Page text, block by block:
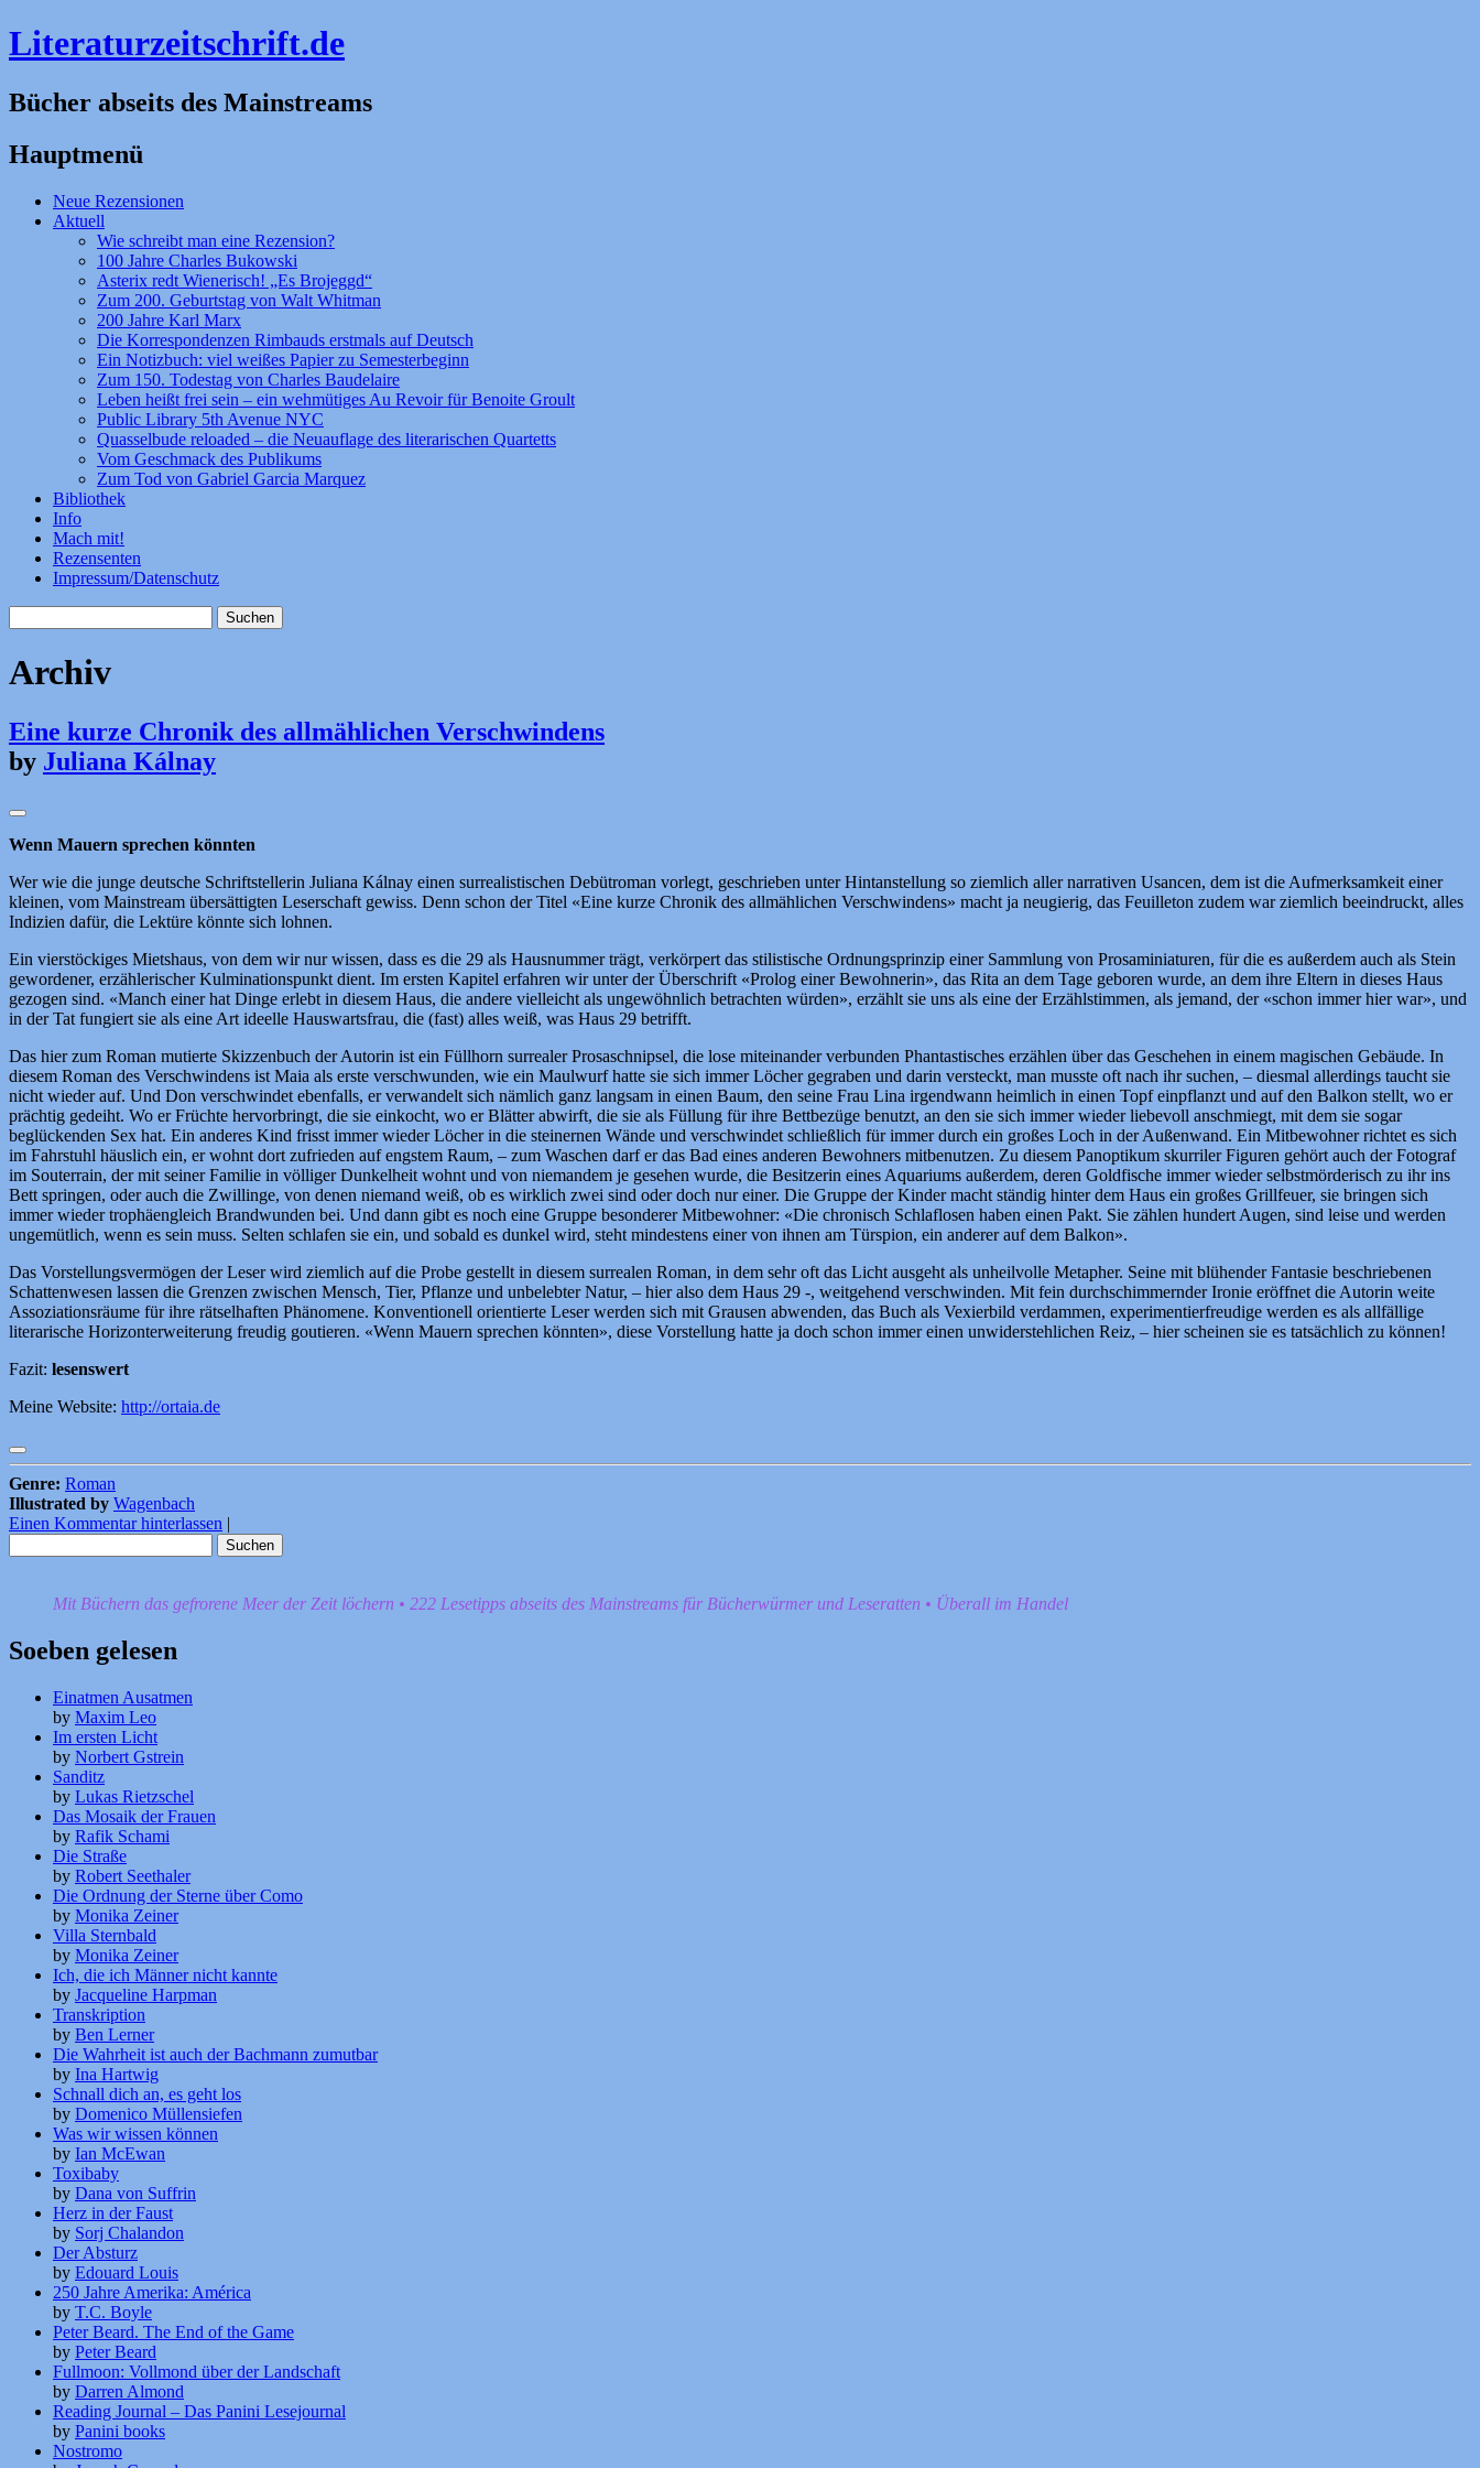
Literaturzeitschrift.de
Bücher abseits des Mainstreams
Hauptmenü
Zum
Inhalt
Neue Rezensionen
Aktuell
Wie schreibt man eine Rezension?
100 Jahre Charles Bukowski
Asterix redt Wienerisch! „Es Brojeggd“
Zum 200. Geburtstag von Walt Whitman
200 Jahre Karl Marx
Die Korrespondenzen Rimbauds erstmals auf Deutsch
Ein Notizbuch: viel weißes Papier zu Semesterbeginn
Zum 150. Todestag von Charles Baudelaire
Leben heißt frei sein – ein wehmütiges Au Revoir für Benoite Groult
Public Library 5th Avenue NYC
Quasselbude reloaded – die Neuauflage des literarischen Quartetts
Vom Geschmack des Publikums
Zum Tod von Gabriel Garcia Marquez
Bibliothek
Info
Mach mit!
Rezensenten
Impressum/Datenschutz
nach:
Archiv
Eine kurze Chronik des allmählichen Verschwindens
by Juliana Kálnay
Wenn Mauern sprechen könnten
Wer wie die junge deutsche Schriftstellerin Juliana Kálnay einen surrealistischen Debütroman vorlegt, geschrieben unter Hintanstellung so ziemlich aller narrativen Usancen, dem ist die Aufmerksamkeit einer
kleinen, vom Mainstream übersättigten Leserschaft gewiss. Denn schon der Titel «Eine kurze Chronik des allmählichen Verschwindens» macht ja neugierig, das Feuilleton zudem war ziemlich beeindruckt, alles
Indizien dafür, die Lektüre könnte sich lohnen.
Ein vierstöckiges Mietshaus, von dem wir nur wissen, dass es die 29 als Hausnummer trägt, verkörpert das stilistische Ordnungsprinzip einer Sammlung von Prosaminiaturen, für die es außerdem auch als Stein
gewordener, erzählerischer Kulminationspunkt dient. Im ersten Kapitel erfahren wir unter der Überschrift «Prolog einer Bewohnerin», das Rita an dem Tage geboren wurde, an dem ihre Eltern in dieses Haus
gezogen sind. «Manch einer hat Dinge erlebt in diesem Haus, die andere vielleicht als ungewöhnlich betrachten würden», erzählt sie uns als eine der Erzählstimmen, als jemand, der «schon immer hier war», und
in der Tat fungiert sie als eine Art ideelle Hauswartsfrau, die (fast) alles weiß, was Haus 29 betrifft.
Das hier zum Roman mutierte Skizzenbuch der Autorin ist ein Füllhorn surrealer Prosaschnipsel, die lose miteinander verbunden Phantastisches erzählen über das Geschehen in einem magischen Gebäude. In
diesem Roman des Verschwindens ist Maia als erste verschwunden, wie ein Maulwurf hatte sie sich immer Löcher gegraben und darin versteckt, man musste oft nach ihr suchen, – diesmal allerdings taucht sie
nicht wieder auf. Und Don verschwindet ebenfalls, er verwandelt sich nämlich ganz langsam in einen Baum, den seine Frau Lina irgendwann heimlich in einen Topf einpflanzt und auf den Balkon stellt, wo er
prächtig gedeiht. Wo er Früchte hervorbringt, die sie einkocht, wo er Blätter abwirft, die sie als Füllung für ihre Bettbezüge benutzt, an den sie sich immer wieder liebevoll anschmiegt, mit dem sie sogar
beglückenden Sex hat. Ein anderes Kind frisst immer wieder Löcher in die steinernen Wände und verschwindet schließlich für immer durch ein großes Loch in der Außenwand. Ein Mitbewohner richtet es sich
im Fahrstuhl häuslich ein, er wohnt dort zufrieden auf engstem Raum, – zum Waschen darf er das Bad eines anderen Bewohners mitbenutzen. Zu diesem Panoptikum skurriler Figuren gehört auch der Fotograf
im Souterrain, der mit seiner Familie in völliger Dunkelheit wohnt und von niemandem je gesehen wurde, die Besitzerin eines Aquariums außerdem, deren Goldfische immer wieder selbstmörderisch zu ihr ins
Bett springen, oder auch die Zwillinge, von denen niemand weiß, ob es wirklich zwei sind oder doch nur einer. Die Gruppe der Kinder macht ständig hinter dem Haus ein großes Grillfeuer, sie bringen sich
immer wieder trophäengleich Brandwunden bei. Und dann gibt es noch eine Gruppe besonderer Mitbewohner: «Die chronisch Schlaflosen haben einen Pakt. Sie zählen hundert Augen, sind leise und werden
ungemütlich, wenn es sein muss. Selten schlafen sie ein, und sobald es dunkel wird, steht mindestens einer von ihnen am Türspion, ein anderer auf dem Balkon».
Das Vorstellungsvermögen der Leser wird ziemlich auf die Probe gestellt in diesem surrealen Roman, in dem sehr oft das Licht ausgeht als unheilvolle Metapher. Seine mit blühender Fantasie beschriebenen
Schattenwesen lassen die Grenzen zwischen Mensch, Tier, Pflanze und unbelebter Natur, – hier also dem Haus 29 -, weitgehend verschwinden. Mit fein durchschimmernder Ironie eröffnet die Autorin weite
Assoziationsräume für ihre rätselhaften Phänomene. Konventionell orientierte Leser werden sich mit Grausen abwenden, das Buch als Vexierbild verdammen, experimentierfreudige werden es als allfällige
literarische Horizonterweiterung freudig goutieren. «Wenn Mauern sprechen könnten», diese Vorstellung hatte ja doch schon immer einen unwiderstehlichen Reiz, – hier scheinen sie es tatsächlich zu können!
Fazit: lesenswert
Meine Website: http://ortaia.de
Genre: Roman
Illustrated by Wagenbach
Einen Kommentar hinterlassen
nach:
Mit Büchern das gefrorene Meer der Zeit löchern • 222 Lesetipps abseits des Mainstreams für Bücherwürmer und Leseratten • Überall im Handel
Soeben gelesen
Einatmen Ausatmen
by Maxim Leo
Im ersten Licht
by Norbert Gstrein
Sanditz
by Lukas Rietzschel
Das Mosaik der Frauen
by Rafik Schami
Die Straße
by Robert Seethaler
Die Ordnung der Sterne über Como
by Monika Zeiner
Villa Sternbald
by Monika Zeiner
Ich, die ich Männer nicht kannte
by Jacqueline Harpman
Transkription
by Ben Lerner
Die Wahrheit ist auch der Bachmann zumutbar
by Ina Hartwig
Schnall dich an, es geht los
by Domenico Müllensiefen
Was wir wissen können
by Ian McEwan
Toxibaby
by Dana von Suffrin
Herz in der Faust
by Sorj Chalandon
Der Absturz
by Edouard Louis
250 Jahre Amerika: América
by T.C. Boyle
Peter Beard. The End of the Game
by Peter Beard
Fullmoon: Vollmond über der Landschaft
by Darren Almond
Reading Journal – Das Panini Lesejournal
by Panini books
Nostromo